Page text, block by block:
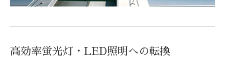
高効率蛍光灯・LED照明への転換